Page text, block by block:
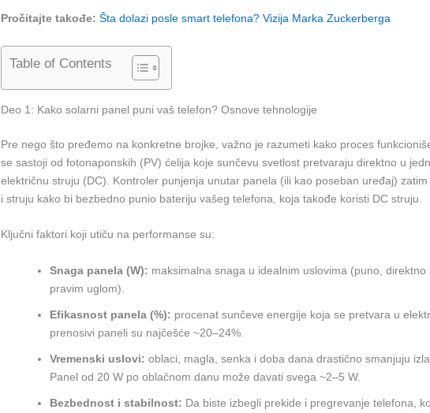
Pročitajte takođe: Šta dolazi posle smart telefona? Vizija Marka Zuckerberga
Table of Contents
Deo 1: Kako solarni panel puni vaš telefon? Osnove tehnologije
Pre nego što pređemo na konkretne brojke, važno je razumeti kako proces
se sastoji od fotonaponskih (PV) ćelija koje sunčevu svetlost pretvaraju direktno u
električnu struju (DC). Kontroler punjenja unutar panela (ili kao poseban uređaj)
i struju kako bi bezbedno punio bateriju vašeg telefona, koja takođe koristi DC struju.
Ključni faktori koji utiču na performanse su:
Snaga panela (W): maksimalna snaga u idealnim uslovima (puno, direktno
pravim uglom).
Efikasnost panela (%): procenat sunčeve energije koja se pretvara u
prenosivi paneli su najčešće ~20–24%.
Vremenski uslovi: oblaci, magla, senka i doba dana drastično smanjuju
Panel od 20 W po oblačnom danu može davati svega ~2–5 W.
Bezbednost i stabilnost: Da biste izbegli prekide i pregrevanje telefona,